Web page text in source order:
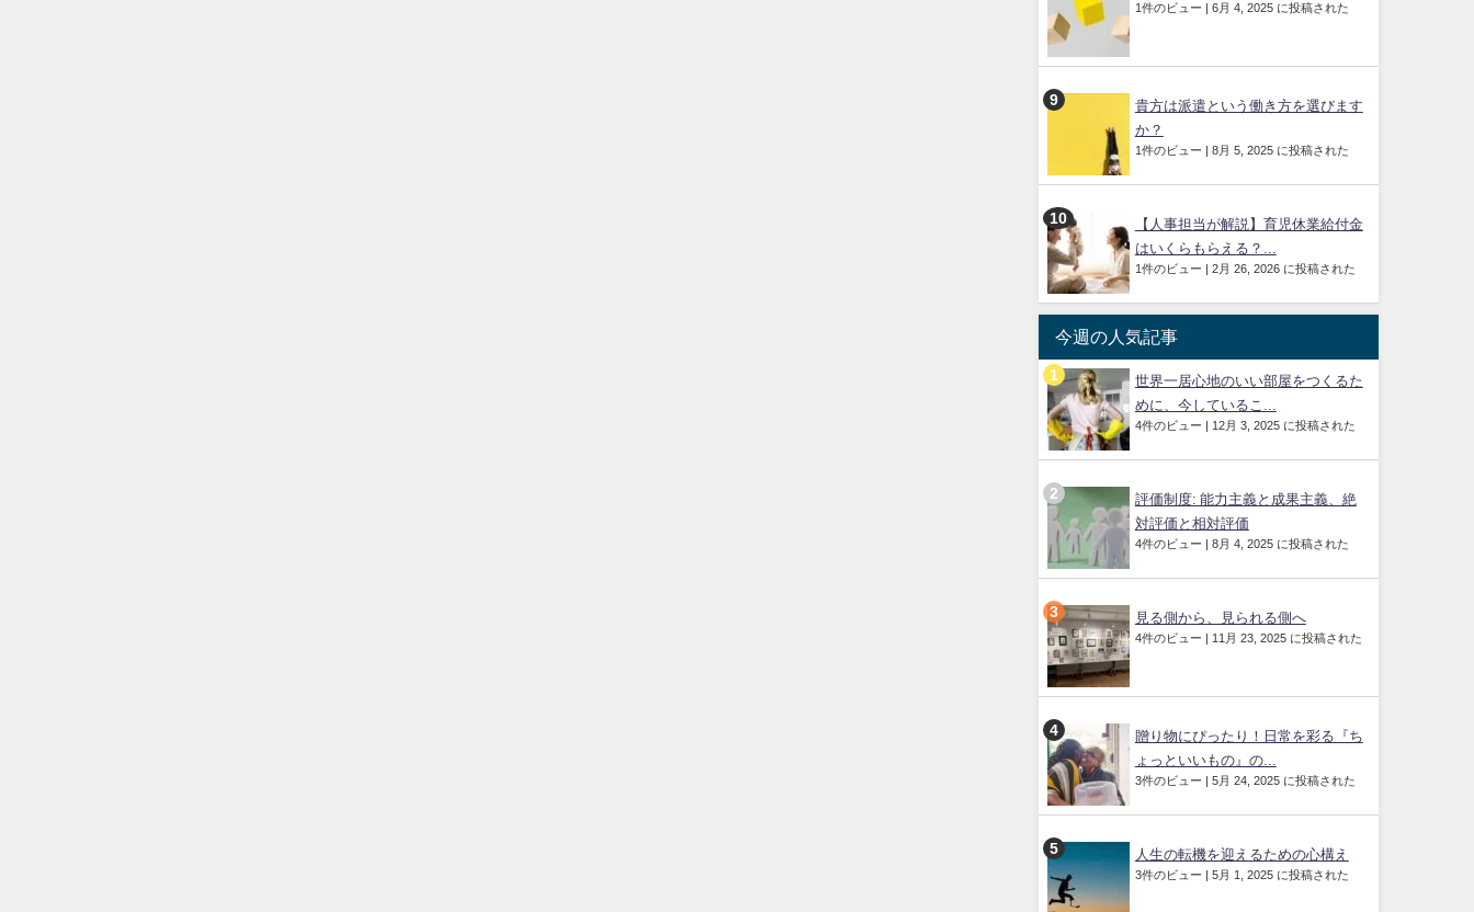
1件のビュー | 6月 4, 2025 に投稿された
貴方は派遣という働き方を選びます
か？
1件のビュー | 8月 5, 2025 に投稿された
【人事担当が解説】育児休業給付金
はいくらもらえる？...
1件のビュー | 2月 26, 2026 に投稿された
今週の人気記事
世界一居心地のいい部屋をつくるた
めに、今しているこ...
4件のビュー | 12月 3, 2025 に投稿された
評価制度: 能力主義と成果主義、絶
対評価と相対評価
4件のビュー | 8月 4, 2025 に投稿された
見る側から、見られる側へ
4件のビュー | 11月 23, 2025 に投稿された
贈り物にぴったり！日常を彩る『ち
ょっといいもの』の...
3件のビュー | 5月 24, 2025 に投稿された
人生の転機を迎えるための心構え
3件のビュー | 5月 1, 2025 に投稿された